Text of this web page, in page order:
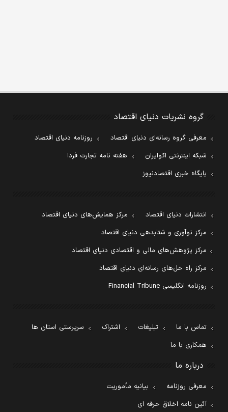
گروه نشریات دنیای اقتصاد
معرفی گروه رسانه‌ای دنیای اقتصاد
روزنامه دنیای اقتصاد
شبکه اینترنتی اکوایران
هفته نامه تجارت فردا
پایگاه خبری اقتصادنیوز
انتشارات دنیای اقتصاد
مرکز همایش‌های دنیای اقتصاد
مرکز نوآوری و شتابدهی دنیای اقتصاد
مرکز پژوهش‌های مالی و اقتصادی دنیای اقتصاد
مرکز راه حل‌های رسانه‌ای دنیای اقتصاد
روزنامه انگلیسی Financial Tribune
تماس با ما تبلیغات اشتراک
سرپرستی استان ها
همکاری با ما
درباره ما
معرفی روزنامه
بیانیه مأموریت
آئین نامه اخلاق حرفه ای